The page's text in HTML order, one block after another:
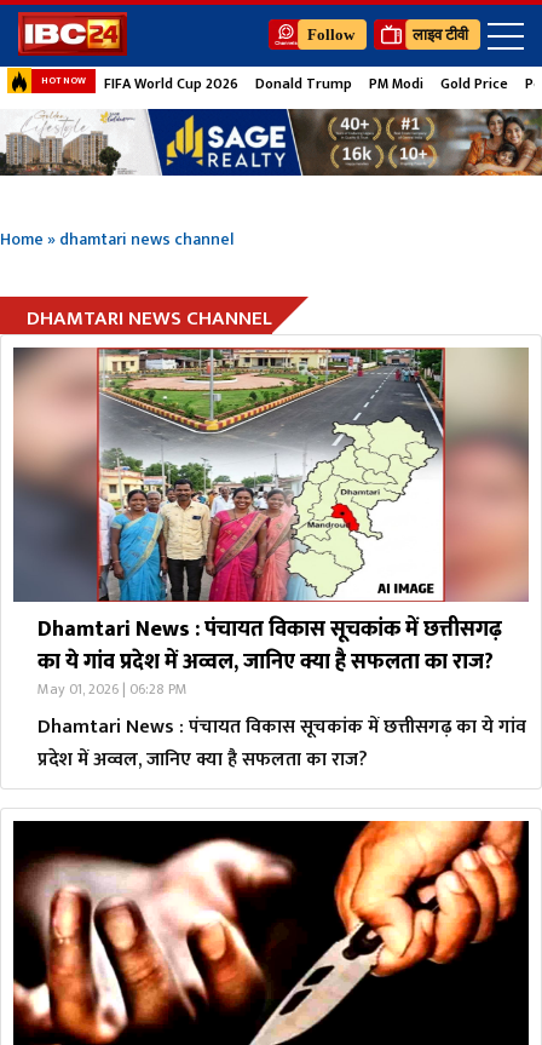
Follow लाइव टीवी
HOT NOW FIFA World Cup 2026 Donald Trump PM Modi Gold Price
Home»dhamtari news channel
DHAMTARI NEWS CHANNEL
Dhamtari News : पंचायत विकास सूचकांक में छत्तीसगढ़
का ये गांव प्रदेश में अव्वल, जानिए क्या है सफलता का राज?
May 01, 2026 | 06:28 PM
Dhamtari News : पंचायत विकास सूचकांक में छत्तीसगढ़ का ये गांव
प्रदेश में अव्वल, जानिए क्या है सफलता का राज?